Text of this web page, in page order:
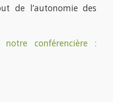
de l’autonomie des
conférencière :